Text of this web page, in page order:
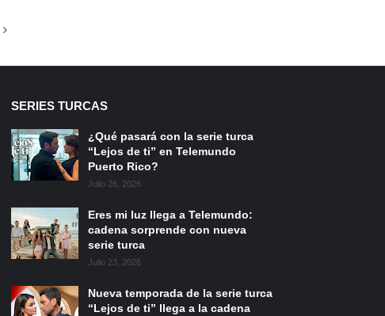
SERIES TURCAS
¿Qué pasará con la serie turca
“Lejos de ti” en Telemundo
Puerto Rico?
Julio 26, 2026
Eres mi luz llega a Telemundo:
cadena sorprende con nueva
serie turca
Julio 23, 2026
Nueva temporada de la serie turca
“Lejos de ti” llega a la cadena